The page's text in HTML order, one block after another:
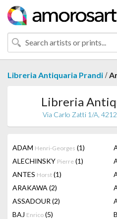
Libreria Antiquaria Prandi /
Libreria
Via Carlo Zatti 1/A,
ADAM Henri-Georges (1)
ALECHINSKY Pierre (1)
ANTES Horst (1)
ARAKAWA (2)
ASSADOUR (2)
BAJ Enrico (5)